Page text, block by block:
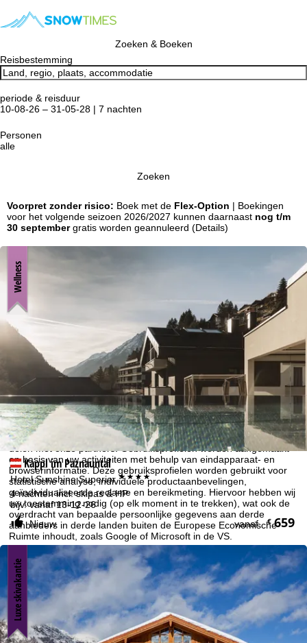
Cookie-informatie
Om onze website te optimaliseren, gebruiken we cookies om
gebruiksinformatie te verzamelen, die wij, TravelTrex GmbH, ook
delen met onze partners. Gebruiksprofielen worden aangemaakt
op basis van uw activiteiten met behulp van eindapparaat- en
browserinformatie. Deze gebruiksprofielen worden gebruikt voor
statistische analyse, individuele productaanbevelingen,
geïndividualiseerde reclame en bereikmeting. Hiervoor hebben wij
uw toestemming nodig (op elk moment in te trekken), wat ook de
overdracht van bepaalde persoonlijke gegevens aan derde
aanbieders in derde landen buiten de Europese Economische
Ruimte inhoudt, zoals Google of Microsoft in de VS.
Door opaccepteren
te klikken, accepteert u het gebruik van niet-
functionele cookies en soortgelijke technologieën. Als u op
weigeren klikt, gebruiken we alleen diensten die technisch
noodzakelijk zijn en die nodig zijn voor de uitvoering van het
contract.
Meer informatie over het gebruik van cookies en de mogelijkheid
om uw instellingen te wijzigen, vindt u in de informatie over
Cookie-Policy.
Zoeken & Boeken
Reisbestemming
periode & reisduur
10-08-26 – 31-05-28 | 7 nachten
Personen
alle
Zoeken
Voorpret zonder risico: Boek met de Flex-Option | Boekingen
voor het volgende seizoen 2026/2027 kunnen daarnaast nog t/m
30 septembergratis worden geannuleerd (Details)
Kappl im Paznauntal
Hotel Sunshine Superior****
4 nachten incl. skipas & HP
bijv. vanaf 13-12-26
Nieuw
vanaf €659
Wellness
Luxe skivakantie